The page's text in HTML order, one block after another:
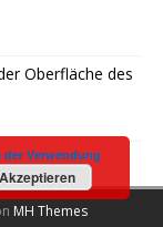
Oberfläche des
MH Themes
Verwendung
Akzeptieren